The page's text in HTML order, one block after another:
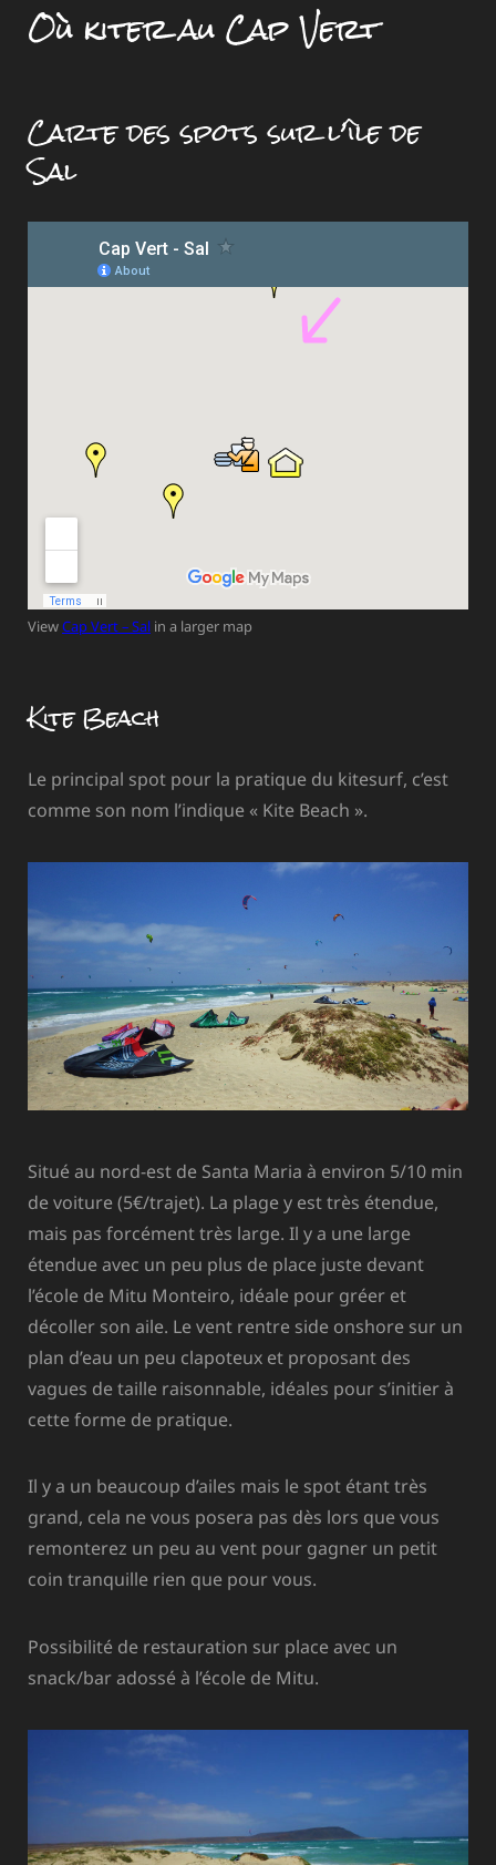
Où kiter au Cap Vert
Carte des spots sur l’île de
Sal
ViewCap Vert – Sal in a larger map
Kite Beach
Le principal spot pour la pratique du kitesurf, c’est
comme son nom l’indique « Kite Beach ».
Situé au nord-est de Santa Maria à environ 5/10 min
de voiture (5€/trajet). La plage y est très étendue,
mais pas forcément très large. Il y a une large
étendue avec un peu plus de place juste devant
l’école de Mitu Monteiro, idéale pour gréer et
décoller son aile. Le vent rentre side onshore sur un
plan d’eau un peu clapoteux et proposant des
vagues de taille raisonnable, idéales pour s’initier à
cette forme de pratique.
Il y a un beaucoup d’ailes mais le spot étant très
grand, cela ne vous posera pas dès lors que vous
remonterez un peu au vent pour gagner un petit
coin tranquille rien que pour vous.
Possibilité de restauration sur place avec un
snack/bar adossé à l’école de Mitu.